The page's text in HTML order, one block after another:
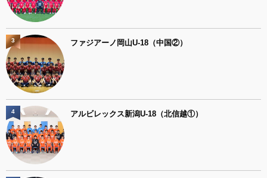
ファジアーノ岡山U-18（中国②）
3
アルビレックス新潟U-18（北信越①）
4